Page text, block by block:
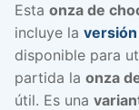
Esta onza de
incluye la
disponible para
partida la onza
útil. Es una